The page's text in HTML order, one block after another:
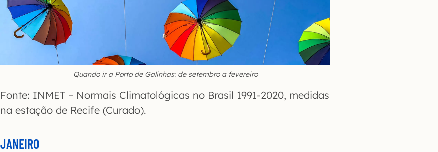
Quando ir a Porto de Galinhas: de setembro a fevereiro
Fonte: INMET – Normais Climatológicas no Brasil 1991-2020, medidas
na estação de Recife (Curado).
JANEIRO